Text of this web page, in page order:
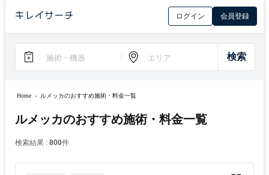
ログイン 会員登録
Home › ルメッカのおすすめ施術・料金一覧
ルメッカのおすすめ施術・料金一覧
検索結果 : 800件